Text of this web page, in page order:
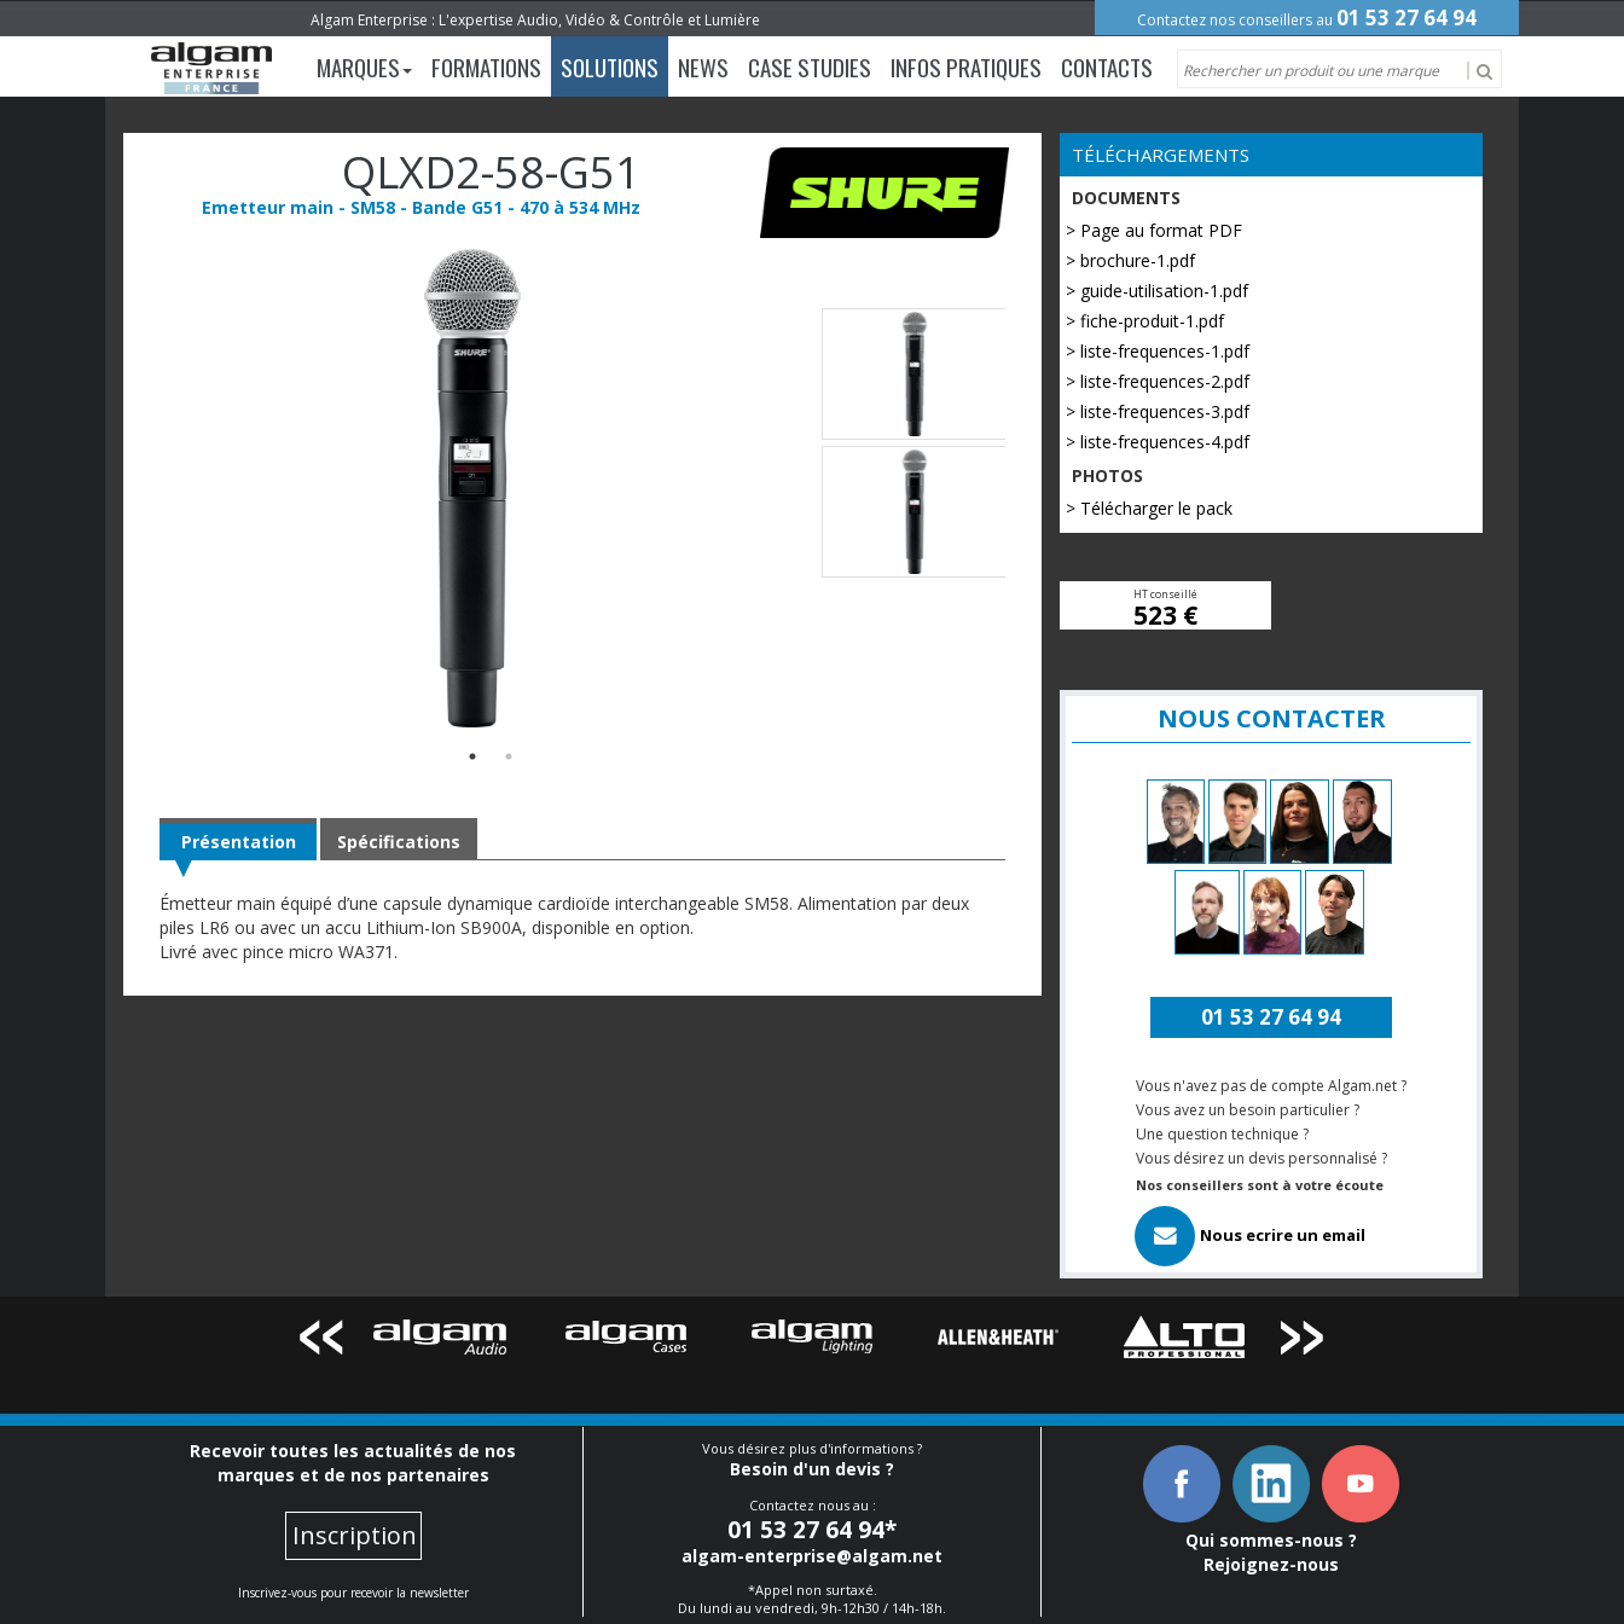
Algam Enterprise : L'expertise Audio, Vidéo & Contrôle et Lumière Contactez nos conseillers au 01 53 27 64 94
MARQUES FORMATIONS SOLUTIONS NEWS CASE STUDIES INFOS PRATIQUES CONTACTS
QLXD2-58-G51
Emetteur main - SM58 - Bande G51 - 470 à 534 MHz
Présentation
Émetteur main équipé d’une capsule dynamique cardioïde interchangeable SM58. Alimentation par deux
piles LR6 ou avec un accu Lithium-Ion SB900A, disponible en option.
Livré avec pince micro WA371.
Spécifications
TÉLÉCHARGEMENTS
DOCUMENTS
> Page au format PDF
> brochure-1.pdf
> guide-utilisation-1.pdf
> fiche-produit-1.pdf
> liste-frequences-1.pdf
> liste-frequences-2.pdf
> liste-frequences-3.pdf
> liste-frequences-4.pdf
PHOTOS
> Télécharger le pack
HT conseillé
523 €
NOUS CONTACTER
01 53 27 64 94
Vous n'avez pas de compte Algam.net ?
Vous avez un besoin particulier ?
Une question technique ?
Vous désirez un devis personnalisé ?
Nos conseillers sont à votre écoute
Nous ecrire un email
Recevoir toutes les actualités de nos
marques et de nos partenaires
Inscription
Inscrivez-vous pour recevoir la newsletter
Vous désirez plus d'informations ?
Besoin d'un devis ?
Contactez nous au :
01 53 27 64 94*
algam-enterprise@algam.net
*Appel non surtaxé.
Du lundi au vendredi, 9h-12h30 / 14h-18h.
Qui sommes-nous ?
Rejoignez-nous